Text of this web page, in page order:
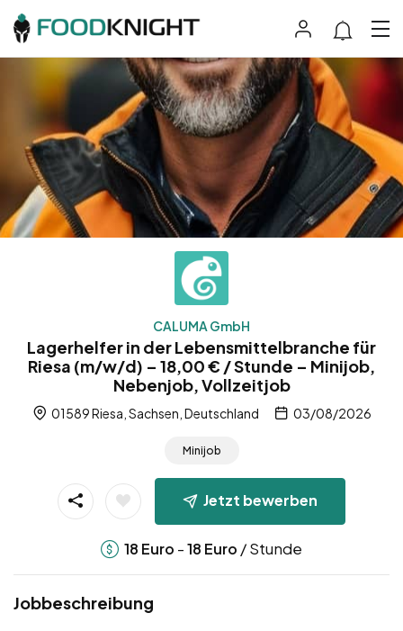
CALUMA GmbH
Lagerhelfer in der Lebensmittelbranche für
Riesa (m/w/d) – 18,00 € / Stunde – Minijob,
Nebenjob, Vollzeitjob
01589 Riesa, Sachsen, Deutschland 03/08/2026
Minijob
Jetzt bewerben
18 Euro -18 Euro / Stunde
Jobbeschreibung